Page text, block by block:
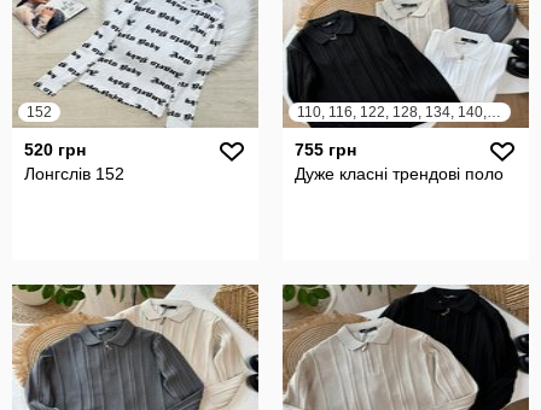
152
520 грн
Лонгслів 152
110, 116, 122, 128, 134, 140, 146, 152, 158
755 грн
Дуже класні трендові поло